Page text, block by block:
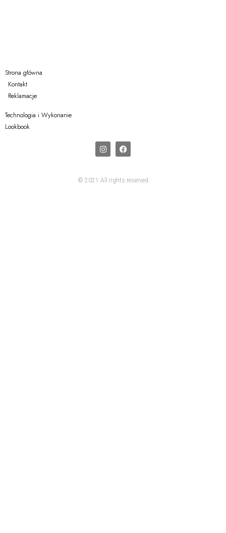
Strona główna
Kontakt
Reklamacje
Technologia i Wykonanie
Lookbook
© 2021 All rights reserved